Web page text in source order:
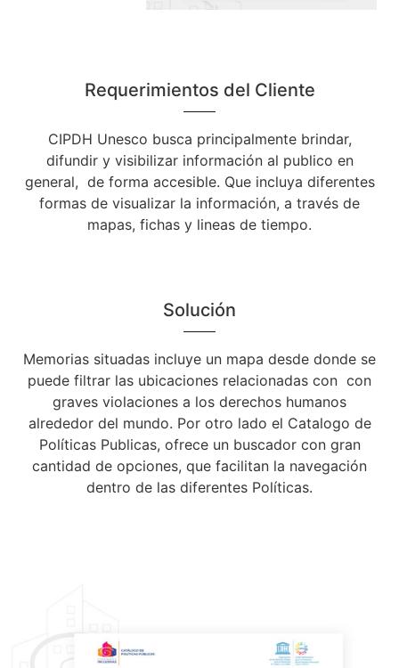
Requerimientos del Cliente
CIPDH Unesco busca principalmente brindar,
difundir y visibilizar información al publico en
general, de forma accesible. Que incluya diferentes
formas de visualizar la información, a través de
mapas, fichas y lineas de tiempo.
Solución
Memorias situadas incluye un mapa desde donde se
puede filtrar las ubicaciones relacionadas con con
graves violaciones a los derechos humanos
alrededor del mundo. Por otro lado el Catalogo de
Políticas Publicas, ofrece un buscador con gran
cantidad de opciones, que facilitan la navegación
dentro de las diferentes Políticas.